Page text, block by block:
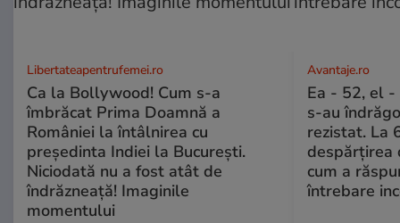
Libertateapentrufemei.ro
Ca la Bollywood! Cum s-a
îmbrăcat Prima Doamnă a
României la întâlnirea cu
președinta Indiei la București.
Niciodată nu a fost atât de
îndrăzneață! Imaginile
momentului
Avantaje.ro
Ea - 52, el -
s-au
rezistat. La
despărțirea
cum a
întrebare